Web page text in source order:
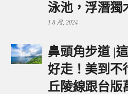
泳池，浮潛獨
1 8 月, 2024
鼻頭角步道 |
好走！美到不
丘陵線跟台版